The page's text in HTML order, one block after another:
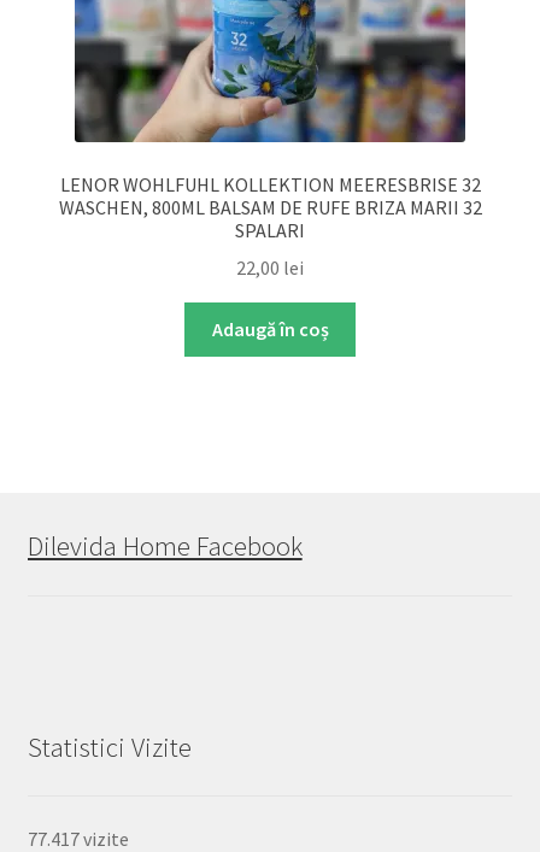
LENOR WOHLFUHL KOLLEKTION MEERESBRISE 32
WASCHEN, 800ML BALSAM DE RUFE BRIZA MARII 32
SPALARI
22,00 lei
Adaugă în coș
Dilevida Home Facebook
Statistici Vizite
77.417 vizite